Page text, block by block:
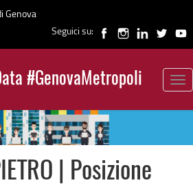
Genova
Seguici su:
#GenovaMetropoli
| Posizione